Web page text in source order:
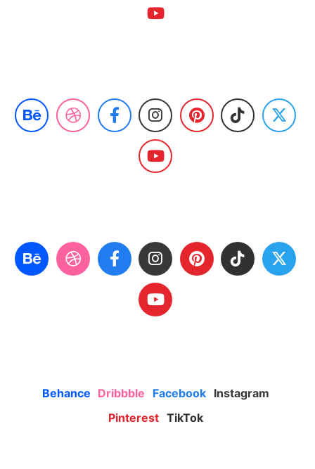
Behance Dribbble Facebook Instagram
Pinterest TikTok